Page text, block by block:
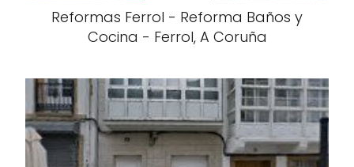
Reformas Ferrol - Reforma Baños y
Cocina - Ferrol, A Coruña